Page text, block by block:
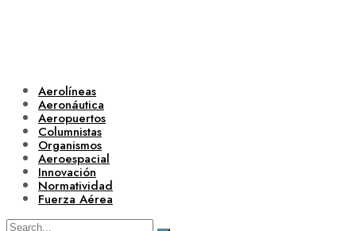
Aerolíneas
Aeronáutica
Aeropuertos
Columnistas
Organismos
Aeroespacial
Innovación
Normatividad
Fuerza Aérea